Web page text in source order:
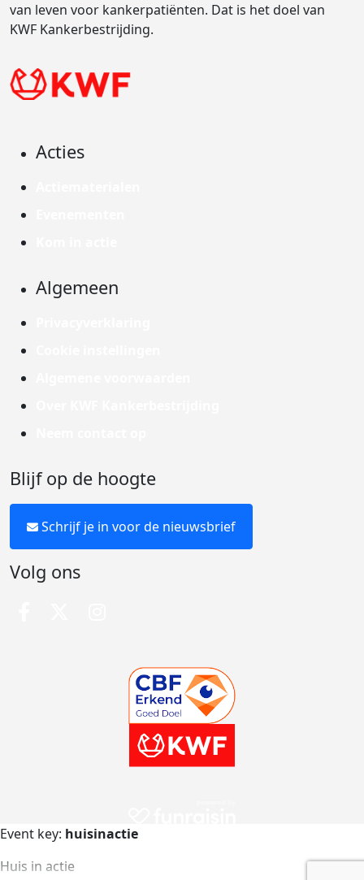
van leven voor kankerpatiënten. Dat is het doel van
KWF Kankerbestrijding.
Acties
Algemeen
Blijf op de hoogte
Schrijf je in voor de nieuwsbrief
Volg ons
Event key: huisinactie
Huis in actie